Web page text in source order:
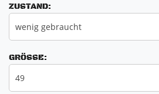
ZUSTAND:
wenig gebraucht
GRÖSSE:
49